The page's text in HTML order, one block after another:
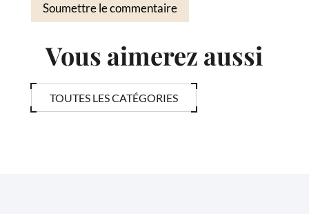
Soumettre le commentaire
Vous aimerez aussi
TOUTES LES CATÉGORIES